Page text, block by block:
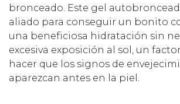
bronceado. Este gel
aliado para conseguir un bonito
una beneficiosa hidratación sin
excesiva exposición al sol, un
hacer que los signos de
aparezcan antes en la piel.